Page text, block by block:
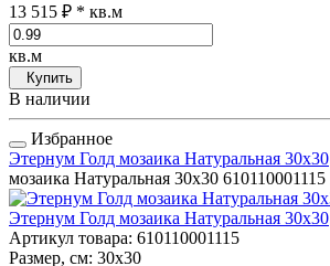
13 515 ₽ * кв.м
кв.м
Купить
В наличии
Избранное
Этернум Голд мозаика Натуральная 30x30
мозаика Натуральная 30x30 610110001115
Этернум Голд мозаика Натуральная 30x30
Артикул товара: 610110001115
Размер, см: 30x30